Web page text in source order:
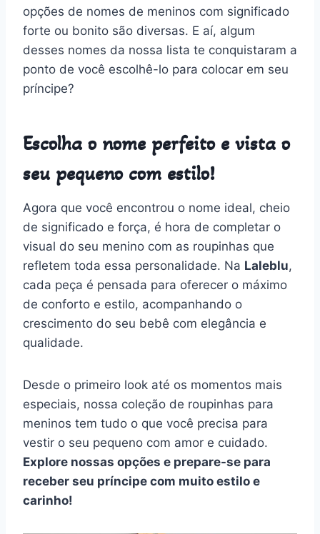
opções de nomes de meninos com significado
forte ou bonito são diversas. E aí, algum
desses nomes da nossa lista te conquistaram a
ponto de você escolhê-lo para colocar em seu
príncipe?
Escolha o nome perfeito e vista o
seu pequeno com estilo!
Agora que você encontrou o nome ideal, cheio
de significado e força, é hora de completar o
visual do seu menino com as roupinhas que
refletem toda essa personalidade. Na Laleblu,
cada peça é pensada para oferecer o máximo
de conforto e estilo, acompanhando o
crescimento do seu bebê com elegância e
qualidade.
Desde o primeiro look até os momentos mais
especiais, nossa coleção de roupinhas para
meninos tem tudo o que você precisa para
vestir o seu pequeno com amor e cuidado.
Explore nossas opções e prepare-se para
receber seu príncipe com muito estilo e
carinho!